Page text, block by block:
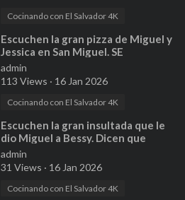
Cocinando con El Salvador 4K
⁣Escuchen la gran pizza de Miguel y
Jessica en San Miguel. SE
ESCAPARON DE SUS CUARTOS.
Parte 7
admin
113 Views · 16 Jan 2026
Cocinando con El Salvador 4K
⁣Escuchen la gran insultada que le
dio Miguel a Bessy. Dicen que
Miguel sigue con su vicio. Parte 9
admin
31 Views · 16 Jan 2026
Cocinando con El Salvador 4K